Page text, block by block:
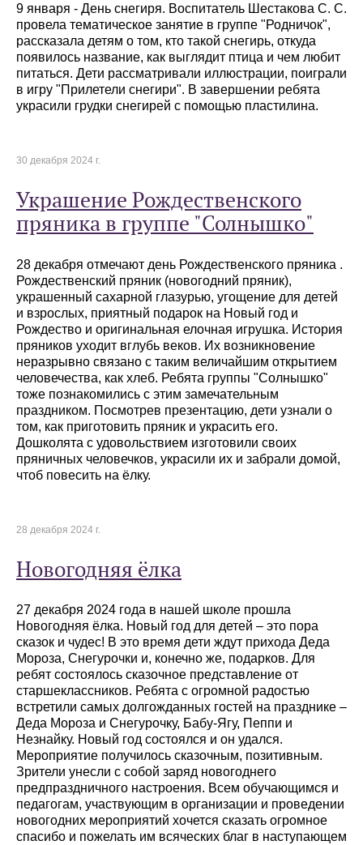
9 января - День снегиря. Воспитатель Шестакова С. С.
провела тематическое занятие в группе "Родничок",
рассказала детям о том, кто такой снегирь, откуда
появилось название, как выглядит птица и чем любит
питаться. Дети рассматривали иллюстрации, поиграли
в игру "Прилетели снегири". В завершении ребята
украсили грудки снегирей с помощью пластилина.
30 декабря 2024 г.
Украшение Рождественского
пряника в группе "Солнышко"
28 декабря отмечают день Рождественского пряника .
Рождественский пряник (новогодний пряник),
украшенный сахарной глазурью, угощение для детей
и взрослых, приятный подарок на Новый год и
Рождество и оригинальная елочная игрушка. История
пряников уходит вглубь веков. Их возникновение
неразрывно связано с таким величайшим открытием
человечества, как хлеб. Ребята группы "Солнышко"
тоже познакомились с этим замечательным
праздником. Посмотрев презентацию, дети узнали о
том, как приготовить пряник и украсить его.
Дошколята с удовольствием изготовили своих
пряничных человечков, украсили их и забрали домой,
чтоб повесить на ёлку.
28 декабря 2024 г.
Новогодняя ёлка
27 декабря 2024 года в нашей школе прошла
Новогодняя ёлка. Новый год для детей – это пора
сказок и чудес! В это время дети ждут прихода Деда
Мороза, Снегурочки и, конечно же, подарков. Для
ребят состоялось сказочное представление от
старшеклассников. Ребята с огромной радостью
встретили самых долгожданных гостей на празднике –
Деда Мороза и Снегурочку, Бабу-Ягу, Пеппи и
Незнайку. Новый год состоялся и он удался.
Мероприятие получилось сказочным, позитивным.
Зрители унесли с собой заряд новогоднего
предпраздничного настроения. Всем обучающимся и
педагогам, участвующим в организации и проведении
новогодних мероприятий хочется сказать огромное
спасибо и пожелать им всяческих благ в наступающем